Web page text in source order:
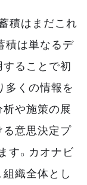
積はまだこれ
積は単なるデ
することで初
多くの情報を
析や施策の展
る意思決定プ
す。カオナビ
織全体とし